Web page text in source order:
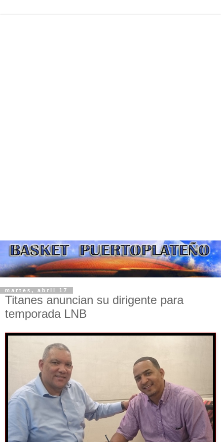
martes, abril 17
Titanes anuncian su dirigente para
temporada LNB